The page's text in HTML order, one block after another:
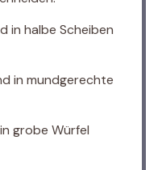
in halbe Scheiben
in mundgerechte
grobe Würfel